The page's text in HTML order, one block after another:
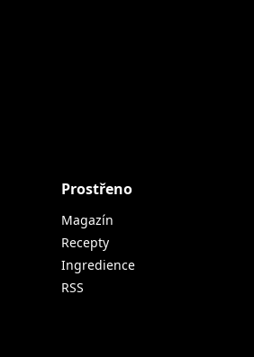
Prostřeno
Magazín
Recepty
Ingredience
RSS